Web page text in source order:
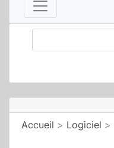
Accueil > Logiciel >